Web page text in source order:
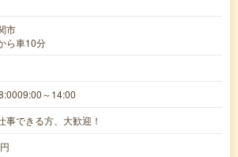
市
ら車10分
～14:00
事できる方、大歓迎！